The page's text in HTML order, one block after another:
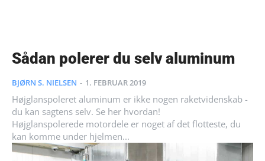
Sådan polerer du selv aluminum
BJØRN S. NIELSEN - 1. FEBRUAR 2019
Højglanspoleret aluminum er ikke nogen raketvidenskab -
du kan sagtens selv. Se her hvordan!
Højglanspolerede motordele er noget af det flotteste, du
kan komme under hjelmen...